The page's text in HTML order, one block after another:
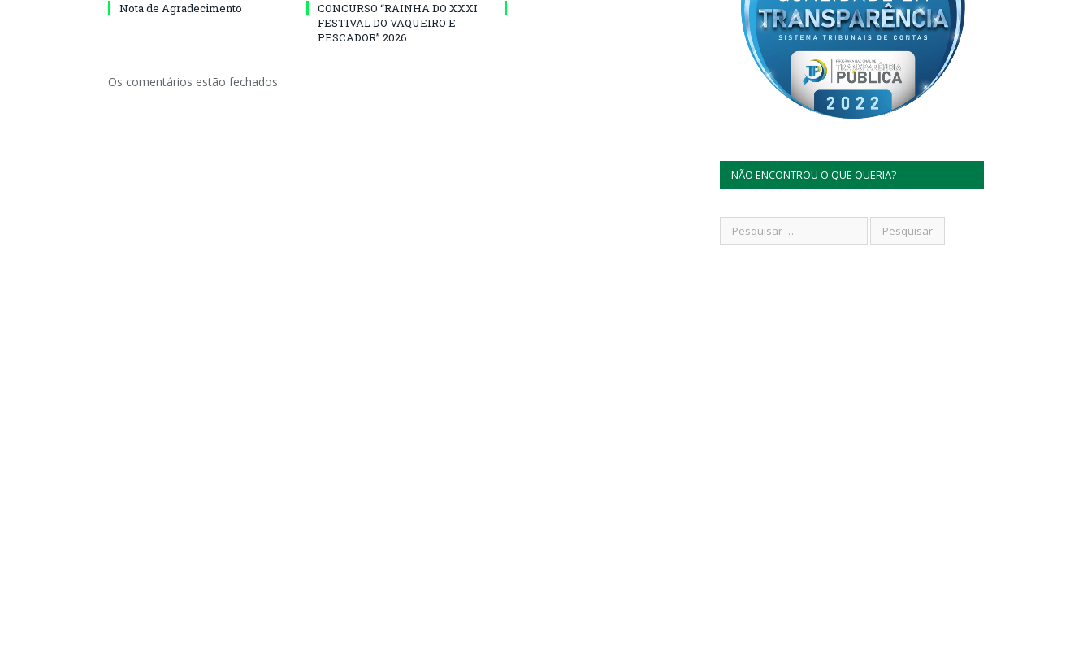
Nota de Agradecimento
CONCURSO “RAINHA DO XXXI
FESTIVAL DO VAQUEIRO E
PESCADOR” 2026
Os comentários estão fechados.
NÃO ENCONTROU O QUE QUERIA?